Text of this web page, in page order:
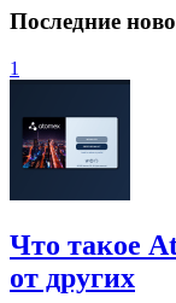
Последние
1
Что такое
от других